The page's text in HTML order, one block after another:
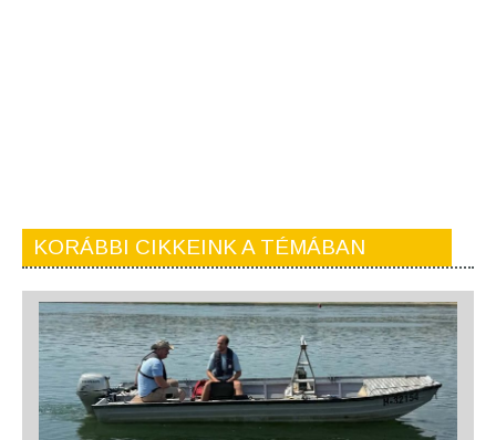
KORÁBBI CIKKEINK A TÉMÁBAN